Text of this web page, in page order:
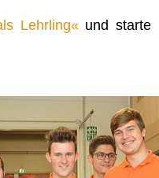
Lehrling und starte